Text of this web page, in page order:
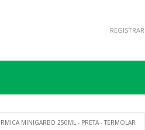
REGISTRAR
MINIGARBO 250ML - PRETA - TERMOLAR